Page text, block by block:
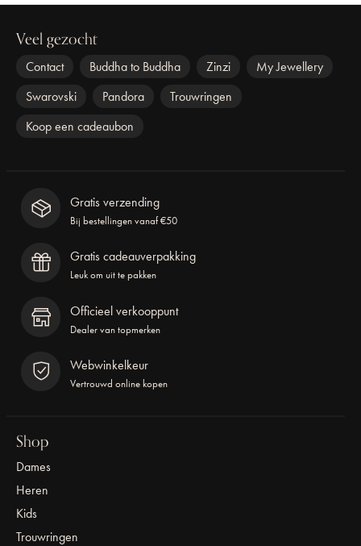
Veel gezocht
Contact Buddha to Buddha Zinzi
My Jewellery
Swarovski
Pandora
Trouwringen
Koop een cadeaubon
Gratis verzending
Bij bestellingen vanaf €50
Gratis cadeauverpakking
Leuk om uit te pakken
Officieel verkooppunt
Dealer van topmerken
Webwinkelkeur
Vertrouwd online kopen
Shop
Dames
Heren
Kids
Trouwringen